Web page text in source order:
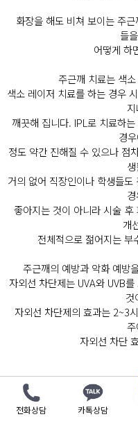
화장을 해도 비쳐 보이는 주
들
어떻게 하
주근깨 치료는 색
색소 레이저 치료를 하는 경우
깨끗해 집니다. IPL로 치료하
경
정도 약간 진해질 수 있으나 점
거의 없어 직장인이나 학생들
좋아지는 것이 아니라 시술 후
개
전체적으로 젊어지는
주근깨의 예방과 악화 예방
자외선 차단제는 UVA와 UVB
것
자외선 차단제의 효과는 2~3
자외선 차단
전화상담 카톡상담